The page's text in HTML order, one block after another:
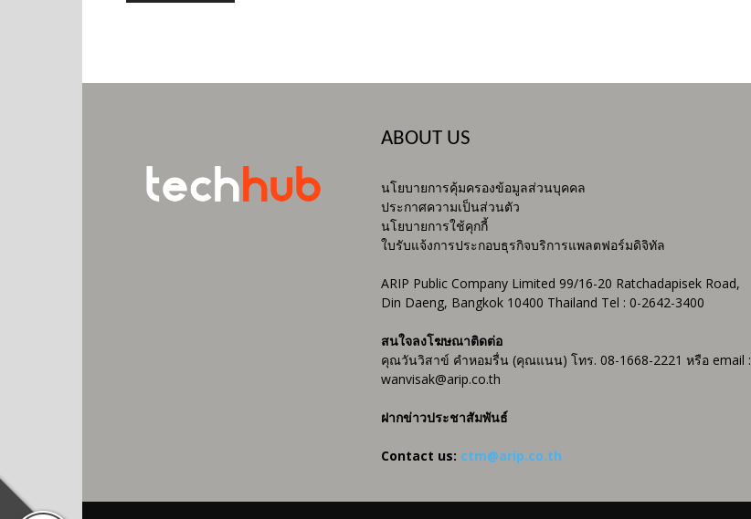
ABOUT US
นโยบายการคุ้มครองข้อมูลส่วนบุคคล
ประกาศความเป็นส่วนตัว
นโยบายการใช้คุกกี้
ใบรับแจ้งการประกอบธุรกิจบริการแพลตฟอร์มดิจิทัล
ARIP Public Company Limited 99/16-20 Ratchadapisek Road,
Din Daeng, Bangkok 10400 Thailand Tel : 0-2642-3400
สนใจลงโฆษณาติดต่อ
คุณวันวิสาข์ คำหอมรื่น (คุณแนน) โทร. 08-1668-2221 หรือ email :
wanvisak@arip.co.th
ฝากข่าวประชาสัมพันธ์
Contact us: ctm@arip.co.th